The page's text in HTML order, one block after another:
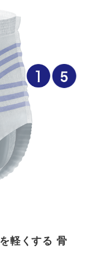
軽くする 骨